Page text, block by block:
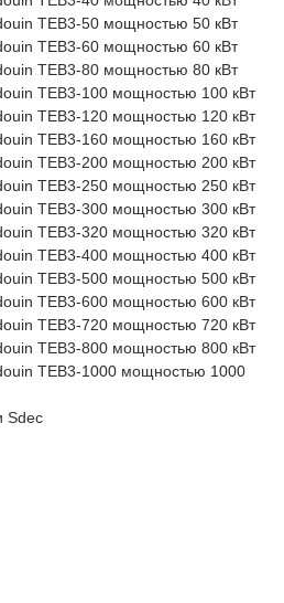
TEB3-50 мощностью 50 кВт
TEB3-60 мощностью 60 кВт
TEB3-80 мощностью 80 кВт
TEB3-100 мощностью 100 кВт
TEB3-120 мощностью 120 кВт
TEB3-160 мощностью 160 кВт
TEB3-200 мощностью 200 кВт
TEB3-250 мощностью 250 кВт
TEB3-300 мощностью 300 кВт
TEB3-320 мощностью 320 кВт
TEB3-400 мощностью 400 кВт
TEB3-500 мощностью 500 кВт
TEB3-600 мощностью 600 кВт
TEB3-720 мощностью 720 кВт
TEB3-800 мощностью 800 кВт
TEB3-1000 мощностью 1000
Sdec